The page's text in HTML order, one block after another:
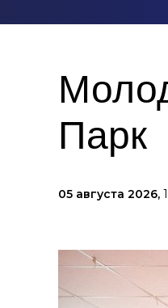
Парк
05 августа 2026,